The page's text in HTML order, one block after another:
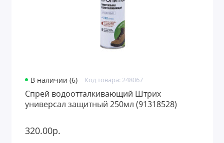
В наличии (6) Код товара: 248067
Спрей водоотталкивающий Штрих
универсал защитный 250мл (91318528)
320.00р.